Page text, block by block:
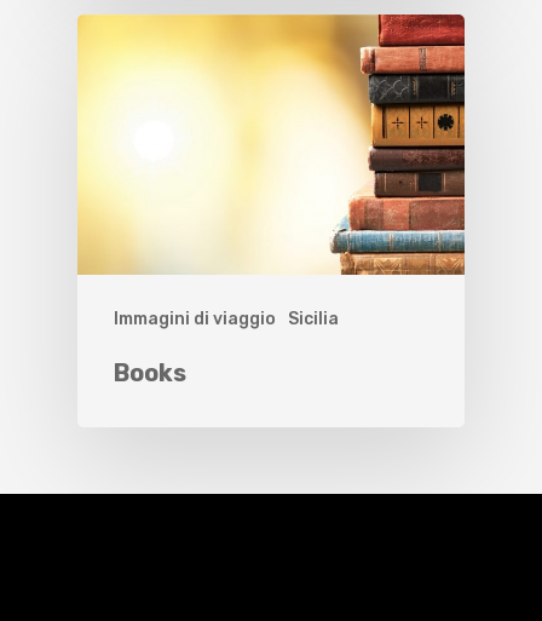
Immagini di viaggio Sicilia
Books